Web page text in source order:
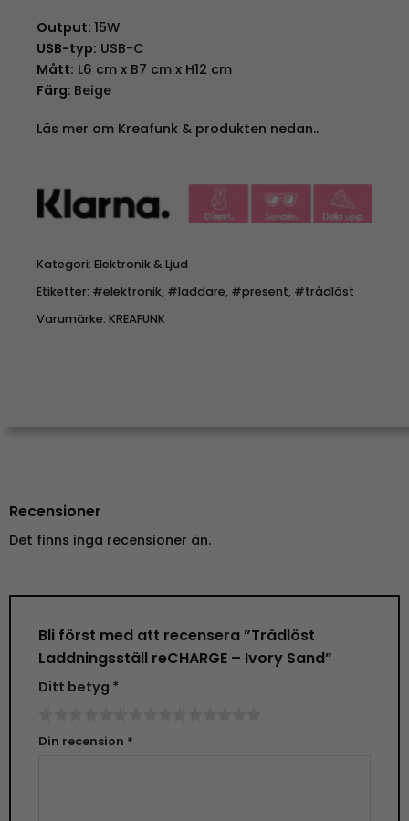
Output: 15W
USB-typ: USB-C
Mått: L6 cm x B7 cm x H12 cm
Färg: Beige
Läs mer om Kreafunk & produkten nedan..
Kategori: Elektronik & Ljud
Etiketter: #elektronik, #laddare, #present, #trådlöst
Varumärke: KREAFUNK
Recensioner
Det finns inga recensioner än.
Bli först med att recensera ”Trådlöst
Laddningsställ reCHARGE – Ivory Sand”
Ditt betyg *
Din recension *